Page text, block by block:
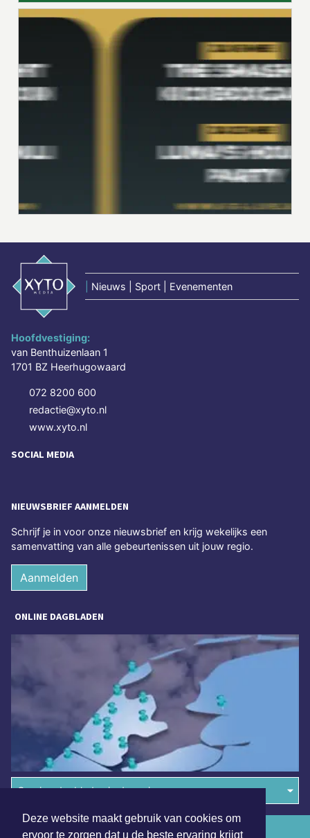
Deze website maakt gebruik van cookies om
ervoor te zorgen dat u de beste ervaring krijgt
Nieuws | Sport | Evenementen
Hoofdvestiging:
van Benthuizenlaan 1
1701 BZ Heerhugowaard
072 8200 600
redactie@xyto.nl
www.xyto.nl
SOCIAL MEDIA
NIEUWSBRIEF AANMELDEN
Schrijf je in voor onze nieuwsbrief en krijg wekelijks een
samenvatting van alle gebeurtenissen uit jouw regio.
Aanmelden
ONLINE DAGBLADEN
Overige dagbladen in de regio
Algemene voorwaarden